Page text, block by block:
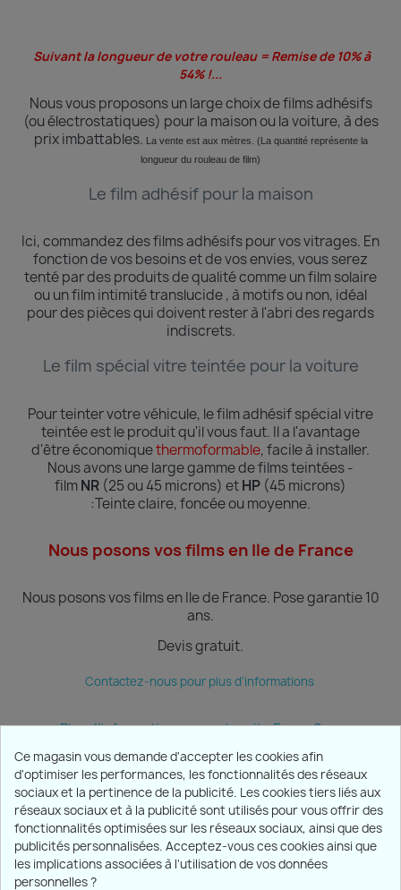
Suivant la longueur de votre rouleau = Remise de 10% à
54% !...
Nous vous proposons un large choix de films adhésifs
(ou électrostatiques) pour la maison ou la voiture, à des
prix imbattables.
La vente est aux mètres. (La quantité représentela
longueur du rouleau de film)
Le film adhésif pour la maison
Ici, commandez des films adhésifs pour vos vitrages. En
fonction de vos besoins et de vos envies, vous serez
tenté par des produits de qualité comme un film solaire
ou un film intimité translucide , à motifs ou non, idéal
pour des pièces qui doivent rester à l'abri des regards
indiscrets.
Le film spécial vitre teintée pour la voiture
Pour teinter votre véhicule, le film adhésif spécial vitre
teintée est le produit qu'il vous faut. Il a l'avantage
d'être économiquethermoformable, facile à installer.
Nous avons une large gamme de films teintées -
filmNR (25 ou 45 microns) etHP (45 microns)
:Teinteclaire, foncée ou moyenne.
Nous posons vos films en Ile de France
Nous posons vos films en Ile de France. Pose garantie 10
ans.
Devis gratuit.
Contactez-nous pour plus d'informations
Plus d'informations sur notre site Ecran Sun
PRODUITS 
NOTRE SOCIÉTÉ 
Ce magasin vous demande d'accepter les cookies afin
d'optimiser les performances, les fonctionnalités des réseaux
sociaux et la pertinence de la publicité. Les cookies tiers liés aux
réseaux sociaux et à la publicité sont utilisés pour vous offrir des
fonctionnalités optimisées sur les réseaux sociaux, ainsi que des
publicités personnalisées. Acceptez-vous ces cookies ainsi que
les implications associées à l'utilisation de vos données
personnelles ?